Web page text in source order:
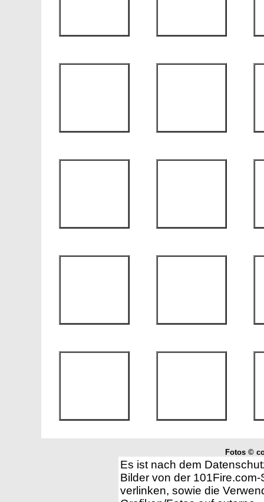
Fotos ©
Es ist nach dem
Bilder von der
verlinken, sowie die